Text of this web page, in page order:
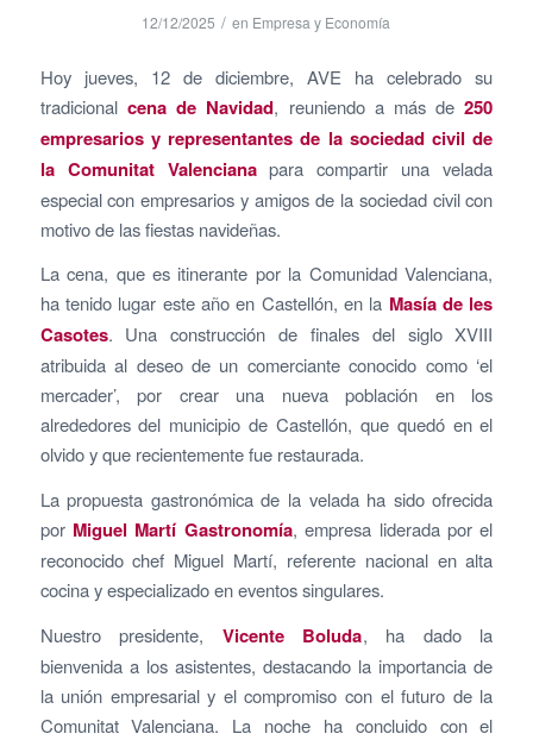
12/12/2025 / en Empresa y Economía
Hoy jueves, 12 de diciembre, AVE ha celebrado su
tradicional cena de Navidad, reuniendo a más de250
empresarios y representantes de la sociedad civil de
la Comunitat Valencianapara compartir una velada
especial con empresarios y amigos de la sociedad civil con
motivo de las fiestas navideñas.
La cena, que es itinerante por la Comunidad Valenciana,
ha tenido lugar este año en Castellón, en la Masía de les
Casotes. Una construcción de finales del siglo XVIII
atribuida al deseo de un comerciante conocido como ‘el
mercader’, por crear una nueva población en los
alrededores del municipio de Castellón, que quedó en el
olvido y que recientemente fue restaurada.
La propuesta gastronómica de la velada ha sido ofrecida
por Miguel Martí Gastronomía, empresa liderada por el
reconocido chef Miguel Martí, referente nacional en alta
cocina y especializado en eventos singulares.
Nuestro presidente, Vicente Boluda, ha dado la
bienvenida a los asistentes, destacando la importancia de
la unión empresarial y el compromiso con el futuro de la
Comunitat Valenciana. La noche ha concluido con el